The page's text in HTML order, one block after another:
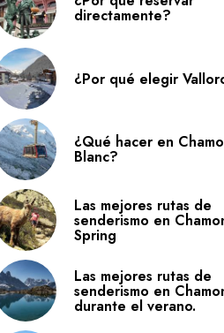
Vallorcine : accès /
directamente?
¿Por qué elegir
¿Qué hacer en
Blanc?
Las mejores rutas de
senderismo en
Spring
Las mejores rutas de
senderismo en
durante el verano.